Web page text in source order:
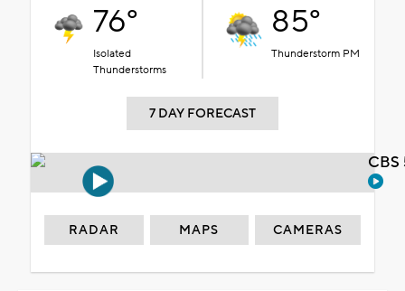
76°
Isolated
Thunderstorms
85°
Thunderstorm PM
7 DAY FORECAST
RADAR MAPS CAMERAS